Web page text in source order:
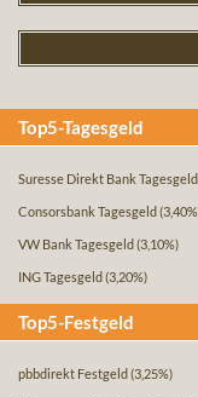
Top5-Tagesgeld
Suresse Direkt Bank Tagesgeld
Consorsbank Tagesgeld
VW Bank Tagesgeld (3,10%)
ING Tagesgeld (3,20%)
Top5-Festgeld
pbbdirekt Festgeld (3,25%)